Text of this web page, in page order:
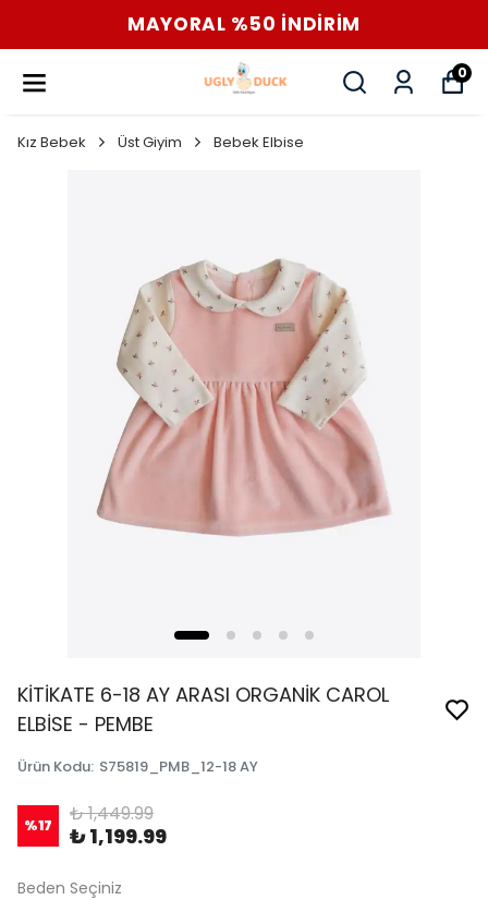
MAYORAL %50 İNDİRİM
0
Kız Bebek Üst Giyim Bebek Elbise
KİTİKATE 6-18 AY ARASI ORGANİK CAROL
ELBİSE - PEMBE
Ürün Kodu: S75819_PMB_12-18 AY
%17 ₺ 1,449.99
₺ 1,199.99
Beden Seçiniz